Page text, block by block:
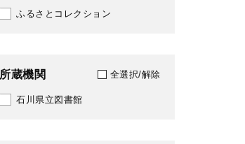
ふるさとコレクション
所蔵機関 全選択/解除
石川県立図書館